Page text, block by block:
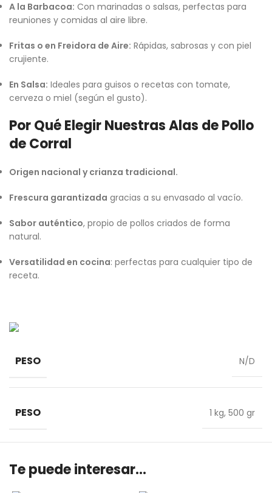
A la Barbacoa: Con marinadas o salsas, perfectas para
reuniones y comidas al aire libre.
Fritas o en Freidora de Aire: Rápidas, sabrosas y con piel
crujiente.
En Salsa: Ideales para guisos o recetas con tomate,
cerveza o miel (según el gusto).
Por Qué Elegir Nuestras Alas de Pollo
de Corral
Origen nacional y crianza tradicional.
Frescura garantizada gracias a su envasado al vacío.
Sabor auténtico, propio de pollos criados de forma
natural.
Versatilidad en cocina: perfectas para cualquier tipo de
receta.
PESO N/D
PESO 1 kg, 500 gr
Te puede interesar...